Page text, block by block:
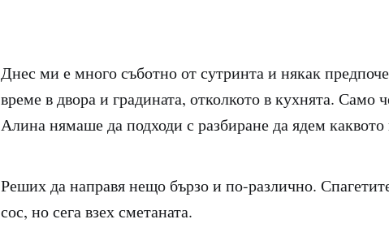
Днес ми е много съботно от сутринта и някак
време в двора и градината, отколкото в кухнята. Само
Алина нямаше да подходи с разбиране да ядем
Реших да направя нещо бързо и по-различно.
сос, но сега взех сметаната.